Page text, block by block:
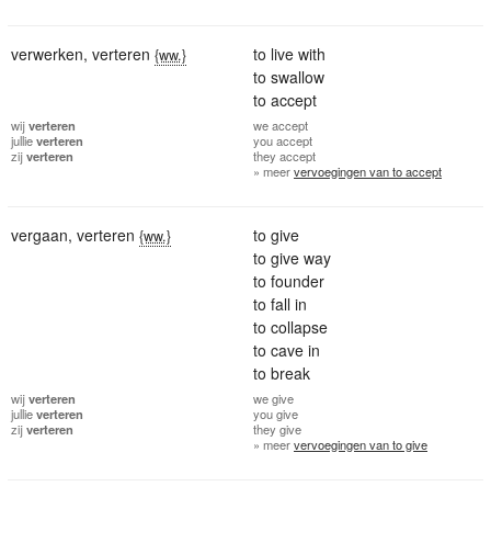
verwerken, verteren {ww.}
to live with
to swallow
to accept
wijverteren
jullieverteren
zijverteren
weaccept
youaccept
they accept
» meervervoegingen van to accept
vergaan, verteren {ww.}
to give
to give way
to founder
to fall in
to collapse
to cave in
to break
wijverteren
jullieverteren
zijverteren
wegive
yougive
they give
» meervervoegingen van to give